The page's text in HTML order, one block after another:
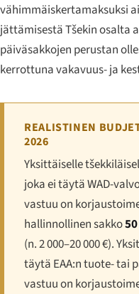
vähimmäiskertamaksuksi
jättämisestä Tšekin osalta
päiväsakkojen perustan
kerrottuna vakavuus- ja
REALISTINEN
2026
Yksittäiselle
joka ei täytä WAD-
vastuu on
hallinnollinen sakko
(n. 2 000–20 000 €).
täytä EAA:n tuote- tai
vastuu on